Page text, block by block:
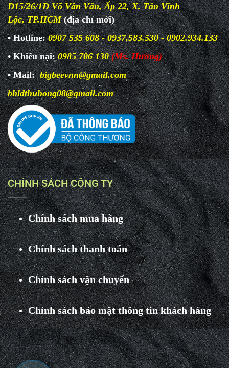
D15/26/1D Võ Văn Vân, Ấp 22, X. Tân Vĩnh
Lộc, TP.HCM(địa chỉ mới)
• Hotline:0907 535 608 - 0937.583.530 - 0902.934.133
• Khiếu nại: 0985 706 130 (Ms. Hường)
• Mail:bigbeevnn@gmail.com
bhldthuhong08@gmail.com
CHÍNH SÁCH CÔNG TY
Chính sách mua hàng
Chính sách thanh toán
Chính sách vận chuyển
Chính sách bảo mật thông tin khách hàng